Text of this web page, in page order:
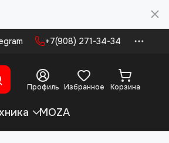
+7(908) 271-34-34
Профиль Избранное Корзина
MOZA